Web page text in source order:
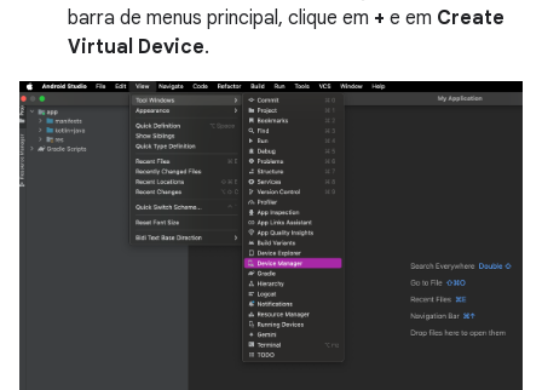
barra de menus principal, clique em + e em Create
Virtual Device.